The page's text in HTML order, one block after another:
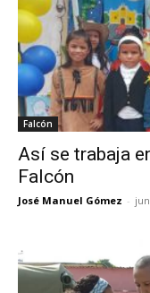
Falcón
Así se trabaja
Falcón
José Manuel Gómez -